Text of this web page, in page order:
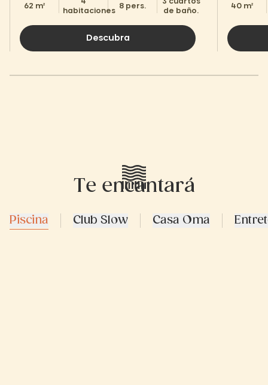
62 m²
habitaciones
8 pers.
de baño.
Descubra
40 m²
Te encantará
Piscina Club Slow Casa Oma